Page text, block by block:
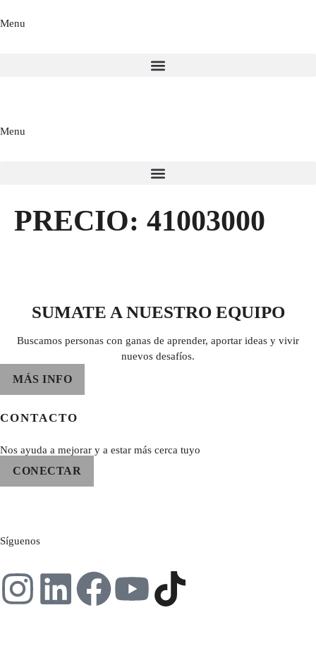
Menu
Menu
PRECIO: 41003000
SUMATE A NUESTRO EQUIPO
Buscamos personas con ganas de aprender, aportar ideas y vivir
nuevos desafíos.
MÁS INFO
CONTACTO
Nos ayuda a mejorar y a estar más cerca tuyo
CONECTAR
Síguenos